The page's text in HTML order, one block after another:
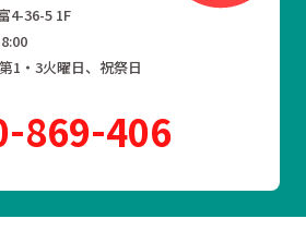
4-36-5 1F
1・3火曜日、祝祭日
869 406